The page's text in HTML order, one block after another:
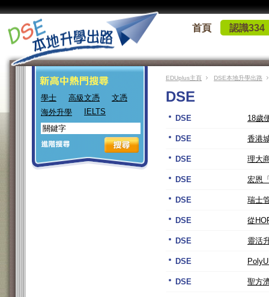
首頁 認識334
學士 高級文憑
文憑
海外升學
IELTS
EDUplus主頁 DSE本地升學出路
DSE
DSE 18歲
DSE 香港
DSE 理大
DSE 宏恩
DSE 瑞士
DSE 從
DSE 靈活
DSE
DSE 聖方